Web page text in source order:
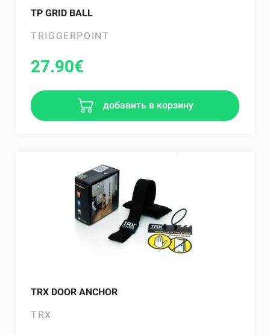
TP GRID BALL
TRIGGERPOINT
27.90€
добавить в корзину
TRX DOOR ANCHOR
TRX